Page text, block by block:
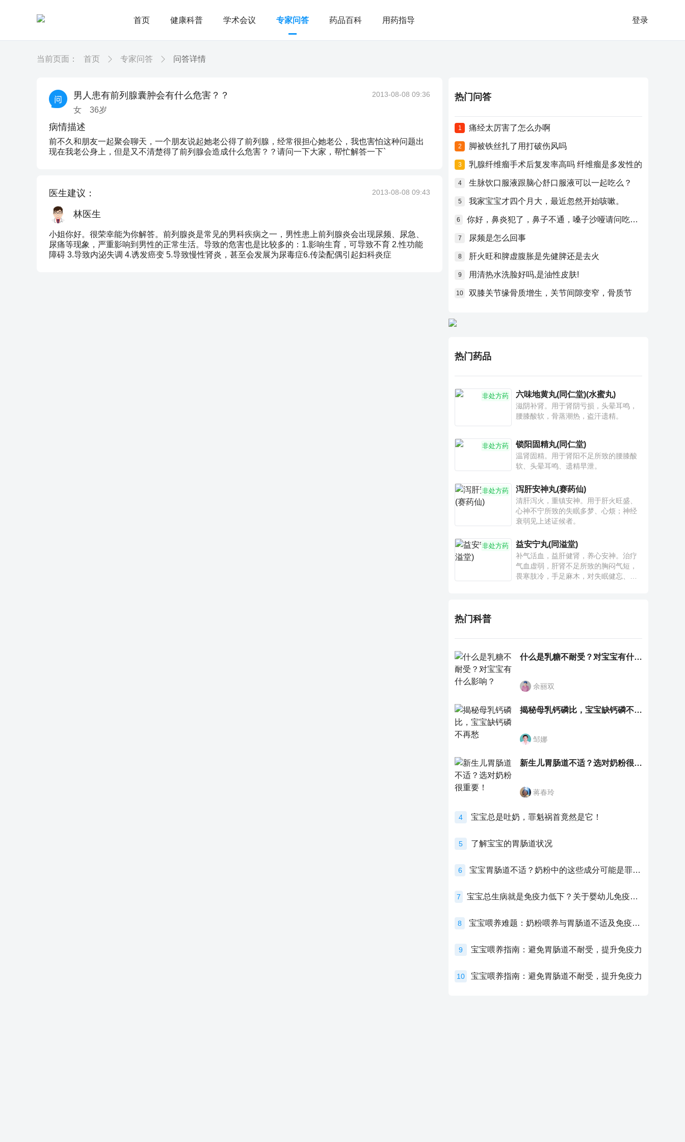
首页 健康科普 学术会议 专家问答 药品百科 用药指导 登录
当前页面： 首页 专家问答 问答详情
男人患有前列腺囊肿会有什么危害？？
女 36岁
2013-08-08 09:36
病情描述
前不久和朋友一起聚会聊天，一个朋友说起她老公得了前列腺，经常很担心她老公，我也害怕这种问题出
现在我老公身上，但是又不清楚得了前列腺会造成什么危害？？请问一下大家，帮忙解答一下`
医生建议： 2013-08-08 09:43
林医生
小姐你好。很荣幸能为你解答。前列腺炎是常见的男科疾病之一，男性患上前列腺炎会出现尿频、尿急、
尿痛等现象，严重影响到男性的正常生活。导致的危害也是比较多的：1.影响生育，可导致不育 2.性功能
障碍 3.导致内泌失调 4.诱发癌变 5.导致慢性肾炎，甚至会发展为尿毒症6.传染配偶引起妇科炎症
热门问答
1 痛经太厉害了怎么办啊
2 脚被铁丝扎了用打破伤风吗
3 乳腺纤维瘤手术后复发率高吗 纤维瘤是多发性的
4 生脉饮口服液跟脑心舒口服液可以一起吃么？
5 我家宝宝才四个月大，最近忽然开始咳嗽。
6 你好，鼻炎犯了，鼻子不通，嗓子沙哑请问吃什么药比较好？
7 尿频是怎么回事
8 肝火旺和脾虚腹胀是先健脾还是去火
9 用清热水洗脸好吗,是油性皮肤!
10 双膝关节缘骨质增生，关节间隙变窄，骨质节
热门药品
非处方药 六味地黄丸(同仁堂)(水蜜丸)
滋阴补肾。用于肾阴亏损，头晕耳鸣，
腰膝酸软，骨蒸潮热，盗汗遗精。
非处方药 锁阳固精丸(同仁堂)
温肾固精。用于肾阳不足所致的腰膝酸
软、头晕耳鸣、遗精早泄。
非处方药 泻肝安神丸(赛药仙)
清肝泻火，重镇安神。用于肝火旺盛、
心神不宁所致的失眠多梦、心烦；神经
衰弱见上述证候者。
非处方药 益安宁丸(同溢堂)
补气活血，益肝健肾，养心安神。治疗
气血虚弱，肝肾不足所致的胸闷气短，
畏寒肢冷，手足麻木，对失眠健忘、神
热门科普
什么是乳糖不耐受？对宝宝有什么影响？
余丽双
揭秘母乳钙磷比，宝宝缺钙磷不再愁
邹娜
新生儿胃肠道不适？选对奶粉很重要！
蒋春玲
4 宝宝总是吐奶，罪魁祸首竟然是它！
5 了解宝宝的胃肠道状况
6 宝宝胃肠道不适？奶粉中的这些成分可能是罪魁祸首！
7 宝宝总生病就是免疫力低下？关于婴幼儿免疫力的真相，家长必须了解！
8 宝宝喂养难题：奶粉喂养与胃肠道不适及免疫力提升的奥秘
9 宝宝喂养指南：避免胃肠道不耐受，提升免疫力
10 宝宝喂养指南：避免胃肠道不耐受，提升免疫力